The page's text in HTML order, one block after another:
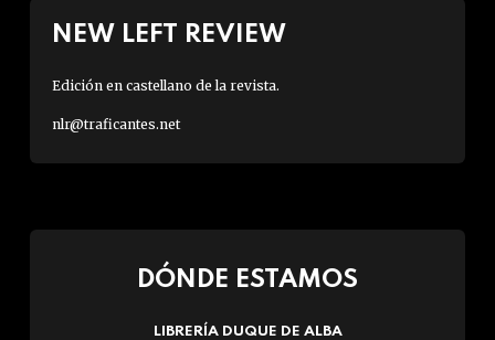
NEW LEFT REVIEW
Edición en castellano de la revista.
nlr@traficantes.net
DÓNDE ESTAMOS
LIBRERÍA DUQUE DE ALBA